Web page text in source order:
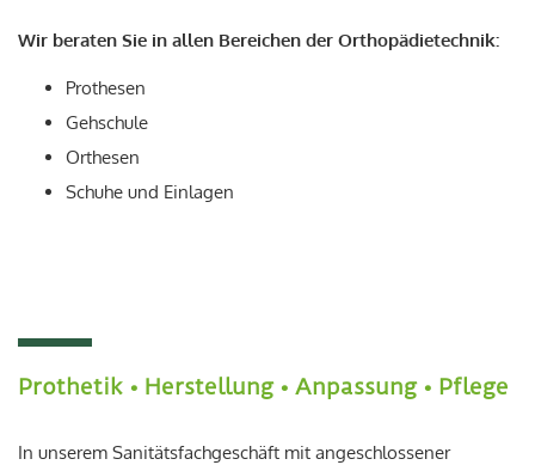
Wir beraten Sie in allen Bereichen der Orthopädietechnik:
Prothesen
Gehschule
Orthesen
Schuhe und Einlagen
Prothetik • Herstellung • Anpassung • Pflege
In unserem Sanitätsfachgeschäft mit angeschlossener